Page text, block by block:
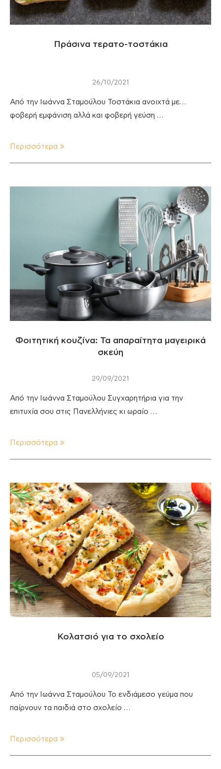
Πράσινα τερατο-τοστάκια
26/10/2021
Από την Ιωάννα Σταμούλου Τοστάκια ανοιχτά με…
φοβερή εμφάνιση αλλά και φοβερή γεύση …
Περισσότερα
Φοιτητική κουζίνα: Τα απαραίτητα μαγειρικά
σκεύη
29/09/2021
Από την Ιωάννα Σταμούλου Συγχαρητήρια για την
επιτυχία σου στις Πανελλήνιες κι ωραίο …
Περισσότερα
Κολατσιό για το σχολείο
05/09/2021
Από την Ιωάννα Σταμούλου Το ενδιάμεσο γεύμα που
παίρνουν τα παιδιά στο σχολείο …
Περισσότερα